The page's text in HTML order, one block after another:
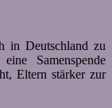
in Deutschland zu
Samenspende
Eltern stärker zur